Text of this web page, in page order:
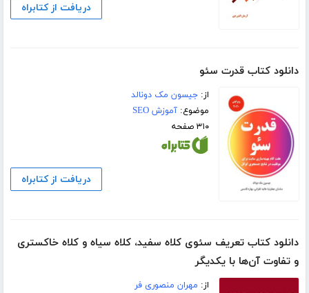
دریافت از کتابراه
دانلود کتاب قدرت سئو
از:جیسون مک دونالد
موضوع:آموزش SEO
۳۱۰ صفحه
دریافت از کتابراه
دانلود کتاب تعریف سئوی کلاه سفید، کلاه سیاه و کلاه خاکستری
و تفاوت آن‌ها با یکدیگر
از: مهران منصوری فر